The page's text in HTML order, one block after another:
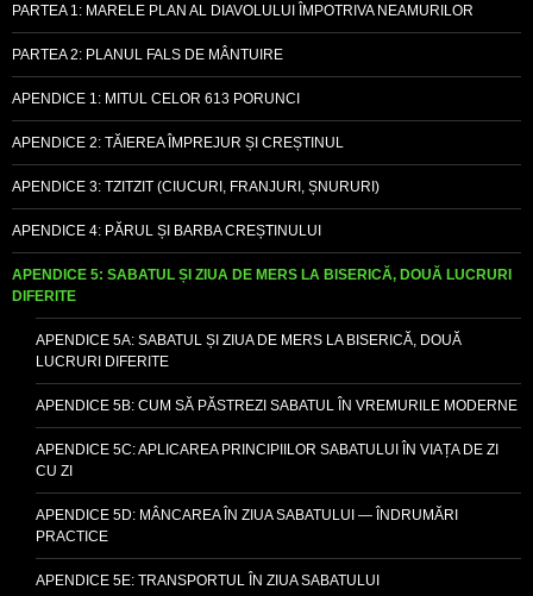
PARTEA 1: MARELE PLAN AL DIAVOLULUI ÎMPOTRIVA NEAMURILOR
PARTEA 2: PLANUL FALS DE MÂNTUIRE
APENDICE 1: MITUL CELOR 613 PORUNCI
APENDICE 2: TĂIEREA ÎMPREJUR ȘI CREȘTINUL
APENDICE 3: TZITZIT (CIUCURI, FRANJURI, ȘNURURI)
APENDICE 4: PĂRUL ȘI BARBA CREȘTINULUI
APENDICE 5: SABATUL ȘI ZIUA DE MERS LA BISERICĂ, DOUĂ LUCRURI
DIFERITE
APENDICE 5A: SABATUL ȘI ZIUA DE MERS LA BISERICĂ, DOUĂ
LUCRURI DIFERITE
APENDICE 5B: CUM SĂ PĂSTREZI SABATUL ÎN VREMURILE MODERNE
APENDICE 5C: APLICAREA PRINCIPIILOR SABATULUI ÎN VIAȚA DE ZI
CU ZI
APENDICE 5D: MÂNCAREA ÎN ZIUA SABATULUI — ÎNDRUMĂRI
PRACTICE
APENDICE 5E: TRANSPORTUL ÎN ZIUA SABATULUI